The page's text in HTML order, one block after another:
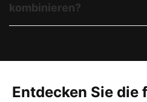
kombinieren?
Entdecken Sie